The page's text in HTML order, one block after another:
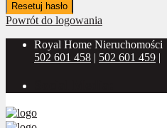
Resetuj hasło
Powrót do logowania
Royal Home Nieruchomości
502 601 458 | 502 601 459 |